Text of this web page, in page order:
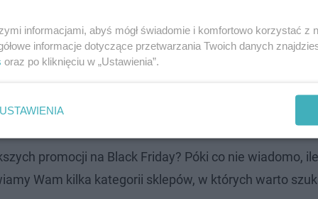
trwać przez cały weekend, a nawet dłużej, aż do
po wyjęciu prania. Konsekwencje mogą być
promocji na Black Friday? Póki co nie wiadomo,
Wam kilka kategorii sklepów, w których warto
informacjami, abyś mógł świadomie i komfortowo korzystać z
informacje dotyczące przetwarzania Twoich danych
oraz po kliknięciu w „Ustawienia”.
USTAWIENIA